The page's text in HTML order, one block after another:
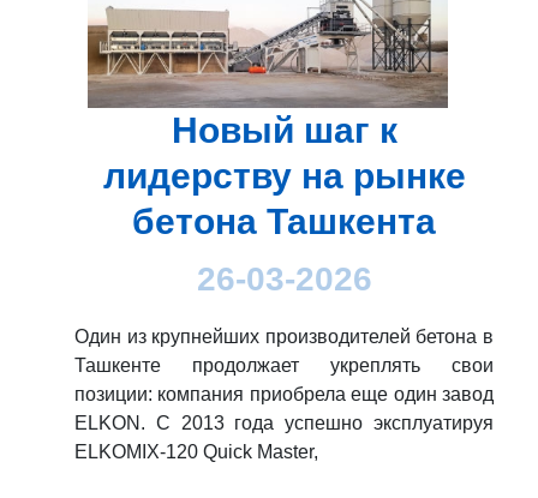
Новый шаг к
лидерству на рынке
бетона Ташкента
26-03-2026
Один из крупнейших производителей бетона в
Ташкенте продолжает укреплять свои
позиции: компания приобрела еще один завод
ELKON. С 2013 года успешно эксплуатируя
ELKOMIX-120 Quick Master,